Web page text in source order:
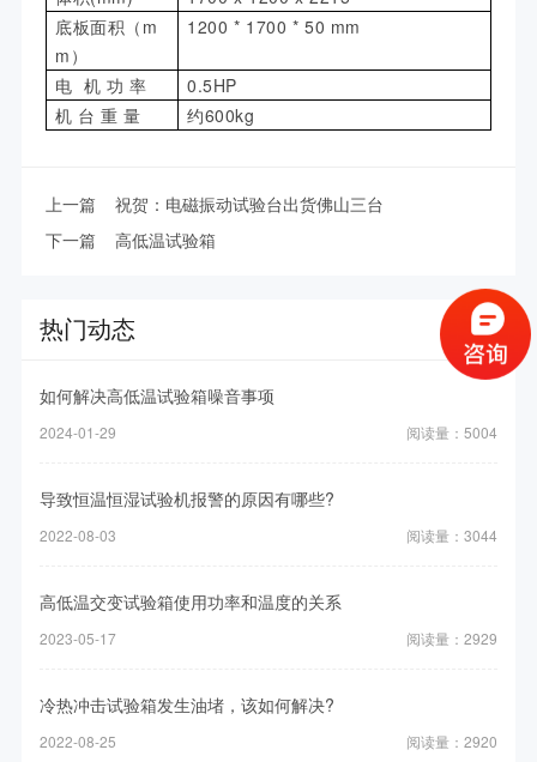
底板面积（m
m）
1200 * 1700 * 50 mm
电 机 功 率
0.5HP
机 台 重 量
约600kg
上一篇 祝贺：电磁振动试验台出货佛山三台
下一篇 高低温试验箱
热门动态
如何解决高低温试验箱噪音事项
2024-01-29 阅读量：5004
导致恒温恒湿试验机报警的原因有哪些?
2022-08-03 阅读量：3044
高低温交变试验箱使用功率和温度的关系
2023-05-17 阅读量：2929
冷热冲击试验箱发生油堵，该如何解决?
2022-08-25 阅读量：2920